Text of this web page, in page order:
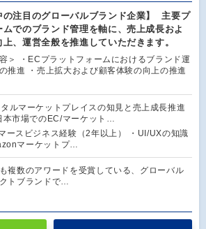
の注目のグローバルブランド企業】 主要プ
ムでのブランド管理を軸に、売上成長およ
、運営全般を推進していただきます。
＞ ・ECプラットフォームにおけるブランド運
推進 ・売上拡大および顧客体験の向上の推進
タルマーケットプレイスの知見と売上成長推進
本市場でのEC/マーケット…
ースビジネス経験（2年以上） ・UI/UXの知識
マーケットプ…
複数のアワードを受賞している、グローバル
トブランドで…